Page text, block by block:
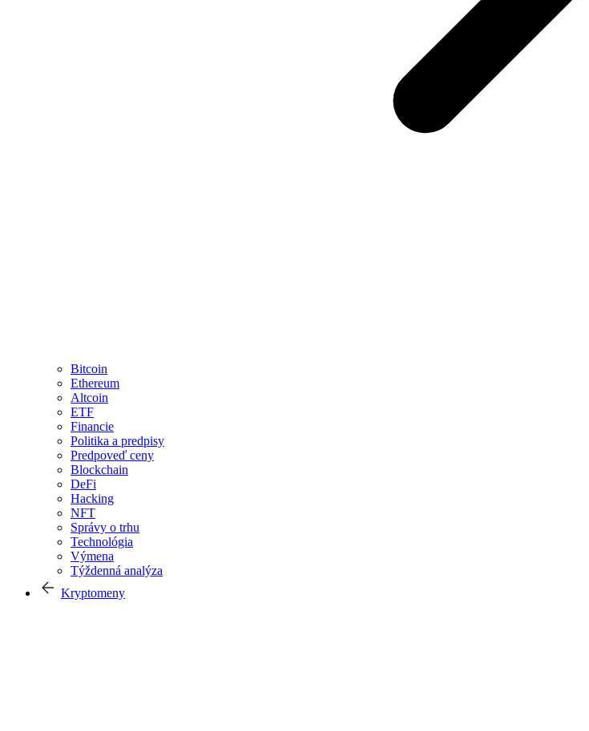
Bitcoin
Ethereum
Altcoin
ETF
Financie
Politika a predpisy
Predpoveď ceny
Blockchain
DeFi
Hacking
NFT
Správy o trhu
Technológia
Výmena
Týždenná analýza
Kryptomeny